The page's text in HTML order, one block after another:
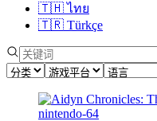
🇹🇭 ไทย
🇹🇷 Türkçe
nintendo-64